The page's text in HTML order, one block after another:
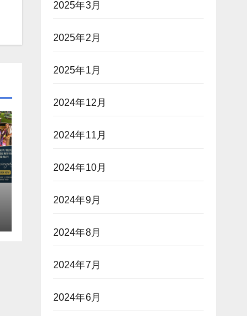
2025年3月
2025年2月
2025年1月
2024年12月
2024年11月
2024年10月
2024年9月
2024年8月
2024年7月
2024年6月